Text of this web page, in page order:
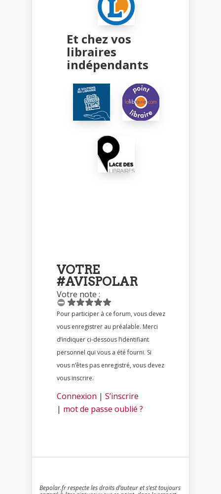
Et chez vos
libraires
indépendants
VOTRE
#AVISPOLAR
Votre note :
Pour participer à ce forum, vous devez
vous enregistrer au préalable. Merci
d’indiquer ci-dessous l’identifiant
personnel qui vous a été fourni. Si
vous n’êtes pas enregistré, vous devez
vous inscrire.
Connexion | S’inscrire
| mot de passe oublié ?
Bepolar.fr respecte les droits d’auteur et s’est toujours